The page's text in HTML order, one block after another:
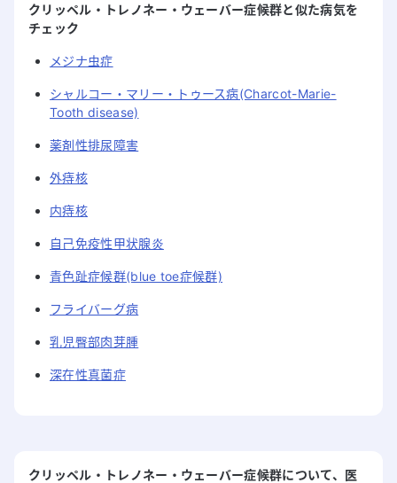
クリッペル・トレノネー・ウェーバー症候群と似た病気を
チェック
メジナ虫症
シャルコー・マリー・トゥース病(Charcot-Marie-
Tooth disease)
薬剤性排尿障害
外痔核
内痔核
自己免疫性甲状腺炎
青色趾症候群(blue toe症候群)
フライバーグ病
乳児臀部肉芽腫
深在性真菌症
クリッペル・トレノネー・ウェーバー症候群について、医